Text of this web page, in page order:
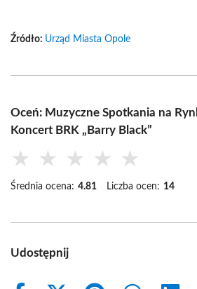
Źródło: Urząd Miasta Opole
Oceń: Muzyczne Spotkania na
Koncert BRK „Barry Black”
★ ★ ★ ★ ★
Średnia ocena: 4.81 Liczba ocen: 14
Udostępnij